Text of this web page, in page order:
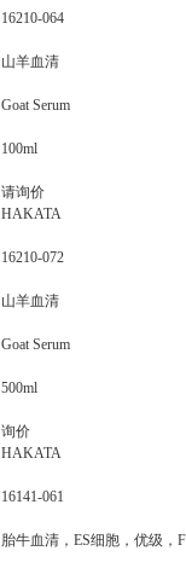
16210-064
山羊血清
Goat Serum
100ml
请询价
HAKATA
16210-072
山羊血清
Goat Serum
500ml
询价
HAKATA
16141-061
胎牛血清，ES细胞，优级，